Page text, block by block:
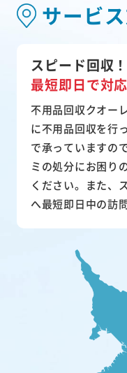
サービ
スピード回収！
最短即日で対応
不用品回収クオー
に不用品回収を行
で承っていますの
ミの処分にお困り
ください。また、
へ最短即日中の訪